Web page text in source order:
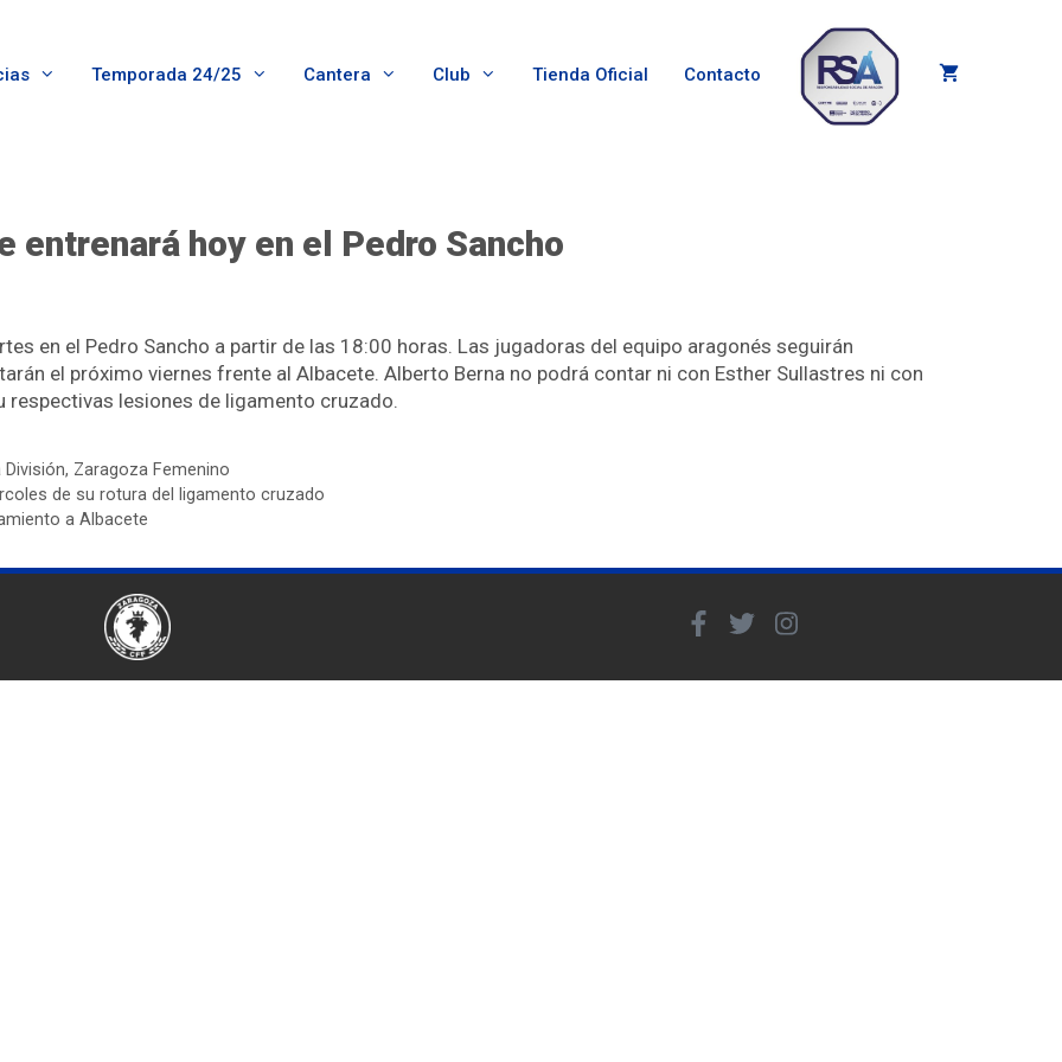
Temporada 24/25 Cantera Club Tienda Oficial Contacto
entrenará hoy en el Pedro Sancho
en el Pedro Sancho a partir de las 18:00 horas. Las jugadoras del equipo aragonés seguirán
el próximo viernes frente al Albacete. Alberto Berna no podrá contar ni con Esther Sullastres ni con
respectivas lesiones de ligamento cruzado.
División, Zaragoza Femenino
de su rotura del ligamento cruzado
a Albacete